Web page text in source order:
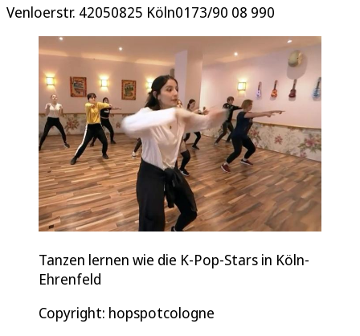
Venloerstr. 42050825 Köln0173/90 08 990
Tanzen lernen wie die K-Pop-Stars in Köln-
Ehrenfeld
Copyright: hopspotcologne